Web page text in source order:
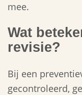
mee.
Wat
revisie?
Bij een
gecontroleerd,